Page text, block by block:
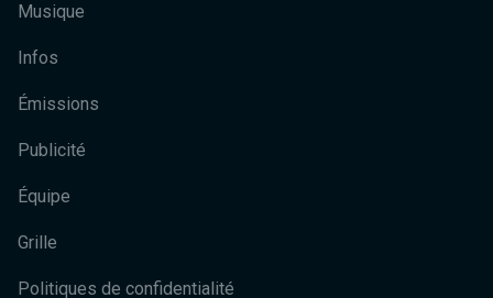
Musique
Infos
Émissions
Publicité
Équipe
Grille
Politiques de confidentialité